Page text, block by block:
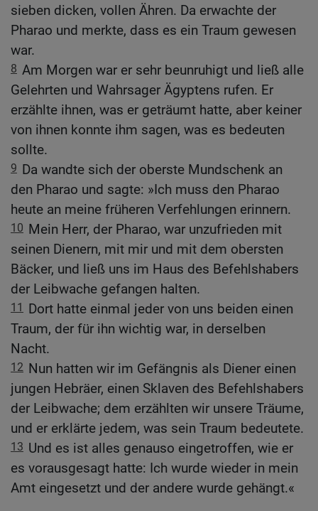
sieben dicken, vollen Ähren. Da erwachte der
Pharao und merkte, dass es ein Traum gewesen
war.
8 Am Morgen war er sehr beunruhigt und ließ alle
Gelehrten und Wahrsager Ägyptens rufen. Er
erzählte ihnen, was er geträumt hatte, aber keiner
von ihnen konnte ihm sagen, was es bedeuten
sollte.
9 Da wandte sich der oberste Mundschenk an
den Pharao und sagte: »Ich muss den Pharao
heute an meine früheren Verfehlungen erinnern.
10 Mein Herr, der Pharao, war unzufrieden mit
seinen Dienern, mit mir und mit dem obersten
Bäcker, und ließ uns im Haus des Befehlshabers
der Leibwache gefangen halten.
11
Dort hatte einmal jeder von uns beiden einen
Traum, der für ihn wichtig war, in derselben
Nacht.
12 Nun hatten wir im Gefängnis als Diener einen
jungen Hebräer, einen Sklaven des Befehlshabers
der Leibwache; dem erzählten wir unsere Träume,
und er erklärte jedem, was sein Traum bedeutete.
13 Und es ist alles genauso eingetroffen, wie er
es vorausgesagt hatte: Ich wurde wieder in mein
Amt eingesetzt und der andere wurde gehängt.«